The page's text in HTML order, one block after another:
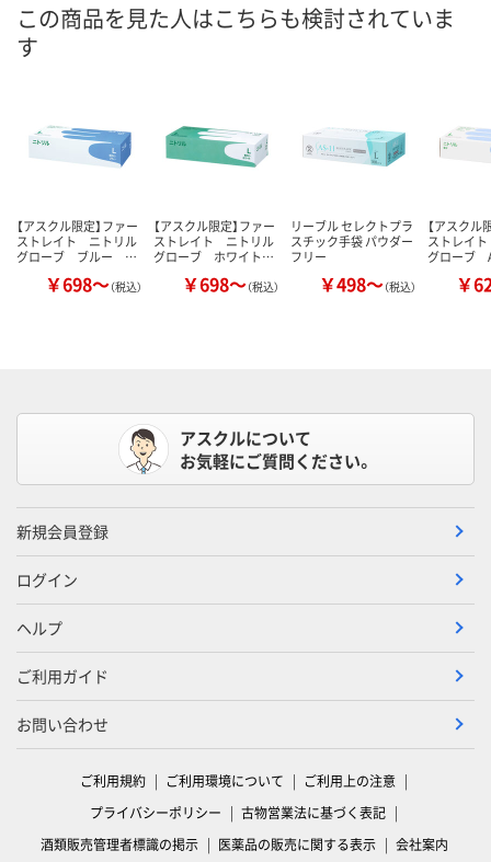
この商品を見た人はこちらも検討されていま
す
【アスクル限定】ファー
ストレイト ニトリル
グローブ ブルー …
￥698～（税込）
【アスクル限定】ファー
ストレイト ニトリル
グローブ ホワイト…
￥698～（税込）
リーブル セレクトプラ
スチック手袋 パウダー
フリー
￥498～（税込）
【アスクル
ストレイ
グローブ
￥
アスクルについて
お気軽にご質問ください。
新規会員登録
ログイン
ヘルプ
ご利用ガイド
お問い合わせ
ご利用規約 ご利用環境について
ご利用上の注意
プライバシーポリシー
古物営業法に基づく表記
酒類販売管理者標識の掲示
医薬品の販売に関する表示 会社案内